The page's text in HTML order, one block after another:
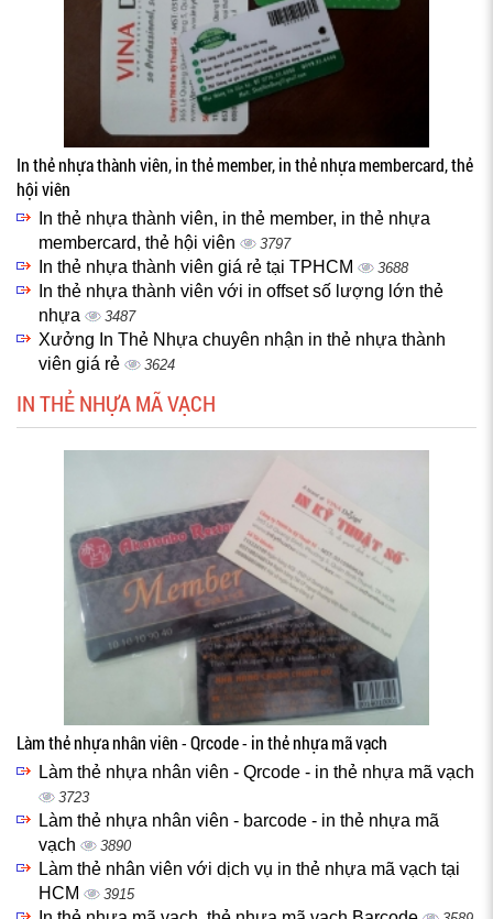
In thẻ nhựa thành viên, in thẻ member, in thẻ nhựa membercard, thẻ
hội viên
In thẻ nhựa thành viên, in thẻ member, in thẻ nhựa
membercard, thẻ hội viên
3797
In thẻ nhựa thành viên giá rẻ tại TPHCM 3688
In thẻ nhựa thành viên với in offset số lượng lớn thẻ
nhựa
3487
Xưởng In Thẻ Nhựa chuyên nhận in thẻ nhựa thành
viên giá rẻ
3624
IN THẺ NHỰA MÃ VẠCH
Làm thẻ nhựa nhân viên - Qrcode - in thẻ nhựa mã vạch
Làm thẻ nhựa nhân viên - Qrcode - in thẻ nhựa mã vạch
3723
Làm thẻ nhựa nhân viên - barcode - in thẻ nhựa mã
vạch
3890
Làm thẻ nhân viên với dịch vụ in thẻ nhựa mã vạch tại
HCM
3915